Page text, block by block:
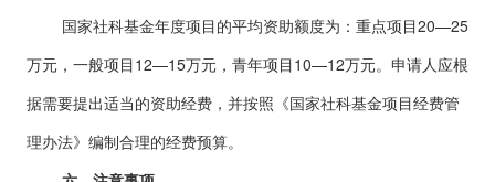
国家社科基金年度项目的平均资助额度为：重点项目20—25
万元，一般项目12—15万元，青年项目10—12万元。申请人应根
据需要提出适当的资助经费，并按照《国家社科基金项目经费管
理办法》编制合理的经费预算。